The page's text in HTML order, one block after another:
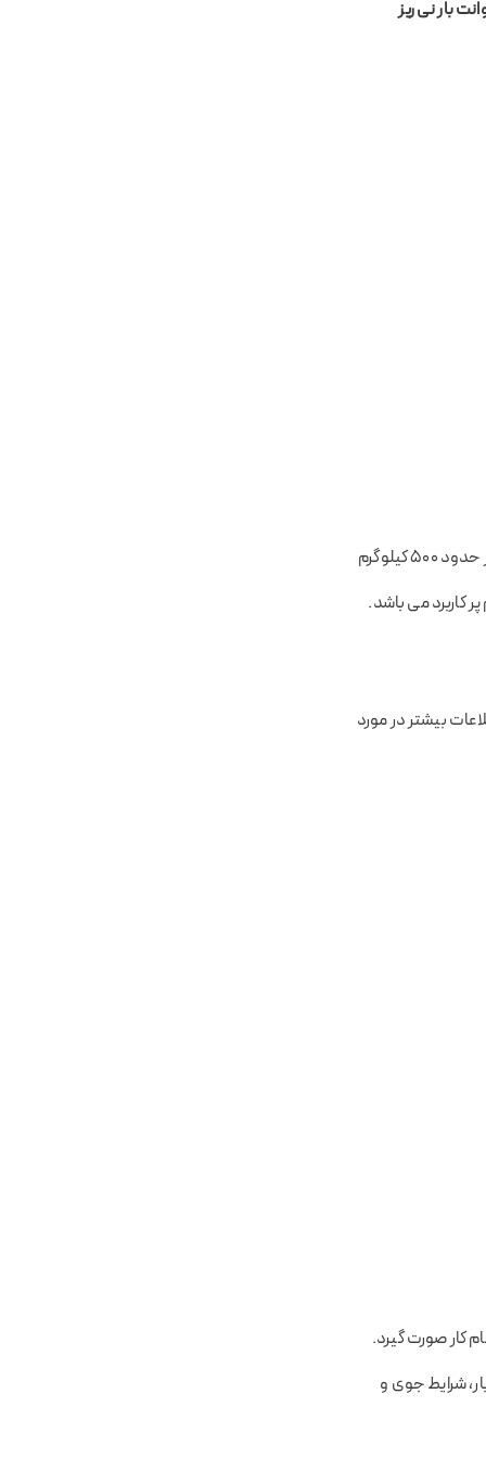
بار نی ریز
باربری وانت نی ریز برای حمل و نقل های درون شهری و برون شهری بسیار کارآمد می باشد. وانت در حدود ۵۰۰ کیلوگرم
کاربرد می باشد.
بیشتر در مورد
کار صورت گیرد.
شرایط جوی و